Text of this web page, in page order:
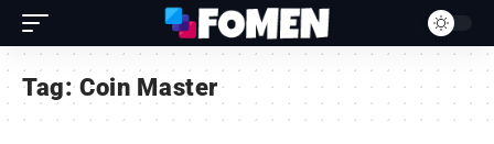
Tag:Coin Master